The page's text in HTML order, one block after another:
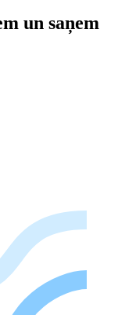
un saņem